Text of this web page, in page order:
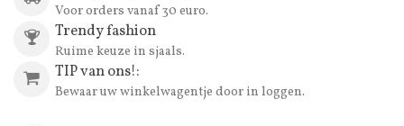
Voor orders vanaf 30 euro.
Trendy fashion
Ruime keuze in sjaals.
TIP van ons!:
Bewaar uw winkelwagentje door in loggen.